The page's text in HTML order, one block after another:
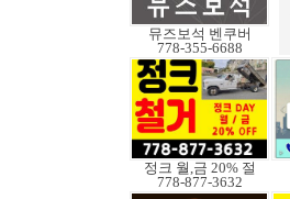
뮤즈보석 벤쿠버
778-355-6688
정크 월,금 20% 절
778-877-3632